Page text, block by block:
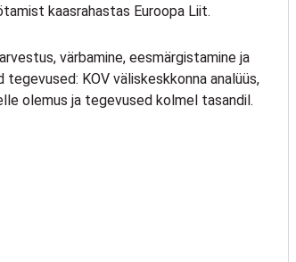
kaasrahastas Euroopa Liit.
värbamine, eesmärgistamine ja
KOV väliskeskkonna analüüs,
olemus ja tegevused kolmel tasandil.